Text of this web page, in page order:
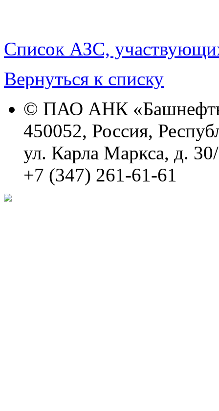
Список АЗС,
Вернуться к списку
© ПАО АНК
450052, Россия,
ул. Карла Маркса, д.
+7 (347) 261-61-61